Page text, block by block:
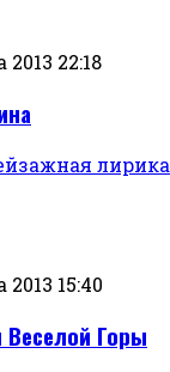
22:18
лирика
15:40
Горы